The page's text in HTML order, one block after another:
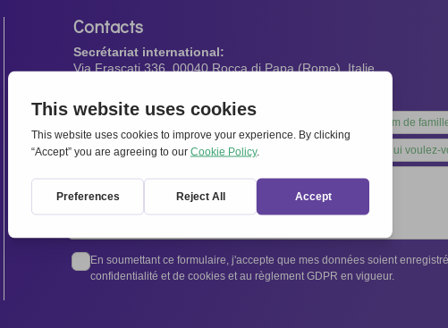
Contacts
Secrétariat international:
Via Frascati 336, 00040 Rocca di Papa (Rome), Italie
Leave
this
field
En soumettant ce formulaire, j'accepte que mes données soient
confidentialité et de cookies et au règlement GDPR en vigueur.